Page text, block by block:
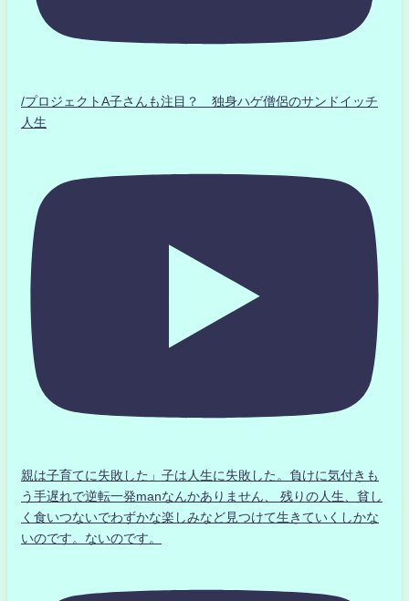
/プロジェクトA子さんも注目？ 独身ハゲ僧侶のサンドイッチ
人生
親は子育てに失敗した」子は人生に失敗した。負けに気付きも
う手遅れで逆転一発manなんかありません、 残りの人生、貧し
く食いつないでわずかな楽しみなど見つけて生きていくしかな
いのです。ないのです。